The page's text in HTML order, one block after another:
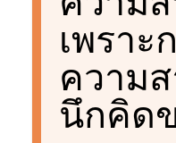
เพรา
ความ
นึกคิด